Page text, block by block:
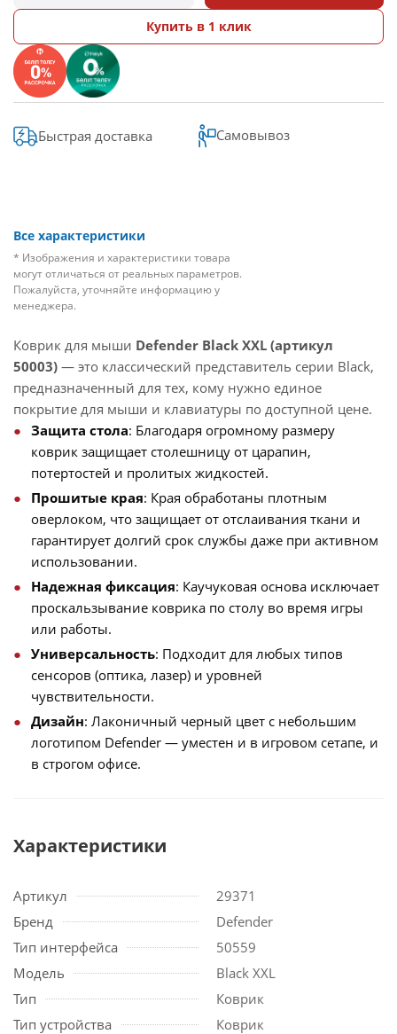
Купить в 1 клик
Быстрая доставка Самовывоз
Все характеристики
* Изображения и характеристики товара
могут отличаться от реальных параметров.
Пожалуйста, уточняйте информацию у
менеджера.
Коврик для мыши Defender Black XXL (артикул
50003) — это классический представитель серии Black,
предназначенный для тех, кому нужно единое
покрытие для мыши и клавиатуры по доступной цене.
Защита стола: Благодаря огромному размеру
коврик защищает столешницу от царапин,
потертостей и пролитых жидкостей.
Прошитые края: Края обработаны плотным
оверлоком, что защищает от отслаивания ткани и
гарантирует долгий срок службы даже при активном
использовании.
Надежная фиксация: Каучуковая основа исключает
проскальзывание коврика по столу во время игры
или работы.
Универсальность: Подходит для любых типов
сенсоров (оптика, лазер) и уровней
чувствительности.
Дизайн: Лаконичный черный цвет с небольшим
логотипом Defender — уместен и в игровом сетапе, и
в строгом офисе.
Характеристики
Артикул
29371
Бренд
Defender
Тип интерфейса
50559
Модель
Black XXL
Тип
Коврик
Тип устройства
Коврик